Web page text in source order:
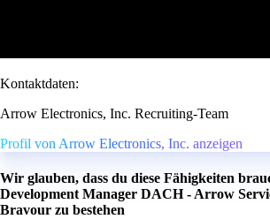
Kontaktdaten:
Arrow Electronics, Inc. Recruiting-Team
Profil von Arrow Electronics, Inc. anzeigen
Wir glauben, dass du diese Fähigkeiten
Development Manager DACH - Arrow
Bravour zu bestehen